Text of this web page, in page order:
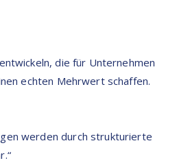
die für Unternehmen
echten Mehrwert schaffen.
werden durch strukturierte